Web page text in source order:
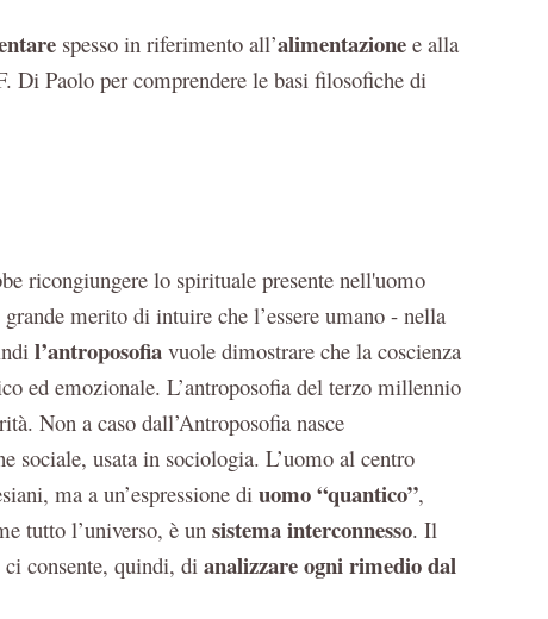
spesso in riferimento all’alimentazione e alla
Di Paolo per comprendere le basi filosofiche di
ricongiungere lo spirituale presente nell'uomo
merito di intuire che l’essere umano - nella
l’antroposofia vuole dimostrare che la coscienza
ed emozionale. L’antroposofia del terzo millennio
Non a caso dall’Antroposofia nasce
sociale, usata in sociologia. L’uomo al centro
ma a un’espressione di uomo “quantico”,
tutto l’universo, è unsistema interconnesso. Il
ci consente, quindi, di analizzare ogni rimedio dal